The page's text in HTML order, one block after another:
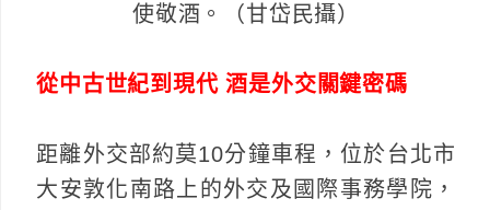
使敬酒。（甘岱民攝）
從中古世紀到現代 酒是外交關鍵密碼
距離外交部約莫10分鐘車程，位於台北市
大安敦化南路上的外交及國際事務學院，